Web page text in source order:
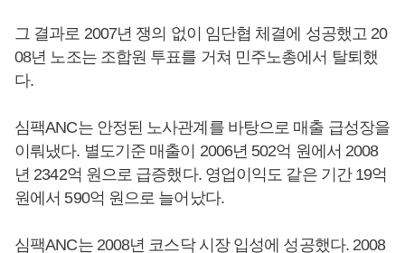
그 결과로 2007년 쟁의 없이 임단협 체결에 성공했고 20
08년 노조는 조합원 투표를 거쳐 민주노총에서 탈퇴했
다.
심팩ANC는 안정된 노사관계를 바탕으로 매출 급성장을
이뤄냈다. 별도기준 매출이 2006년 502억 원에서 2008
년 2342억 원으로 급증했다. 영업이익도 같은 기간 19억
원에서 590억 원으로 늘어났다.
심팩ANC는 2008년 코스닥 시장 입성에 성공했다. 2008